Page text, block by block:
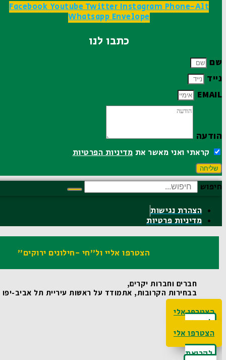
FacebookYoutubeTwitterInstagramPhone-Alt
WhatsappEnvelope
כתבו לנו
שם
נייד
EMAIL
הודעה
קראתי ואני מאשר אתמדיניות הפרטיות
שליחה
חיפוש
הצהרת נגישות
מדיניות פרטיות
הצטרפו אליי ול"חי -חילונים ירוקים"
חברים וחברות יקרים,
בבחירות הקרובות, אתמודד על ראשות עיריית תל אביב-יפו
הצטרפו אלי
לקריאת
האג'נדה
הצטרפו אלי
לקריאת